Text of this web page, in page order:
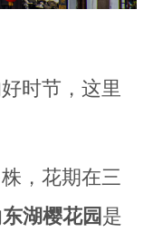
时节，这里
，花期在三
东湖樱花园 是